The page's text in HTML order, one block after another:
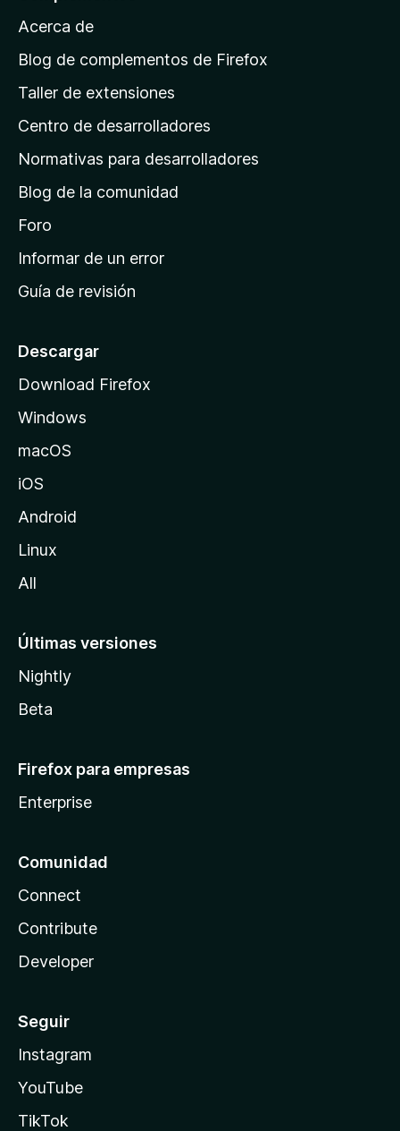
p
á
n
a
e
i
n
c
o
e
M
i
l
Acerca de
Blog de complementos de Firefox
Taller de extensiones
Centro de desarrolladores
Normativas para desarrolladores
Blog de la comunidad
Foro
Informar de un error
Guía de revisión
Descargar
Download Firefox
Windows
macOS
iOS
Android
Linux
All
Últimas versiones
Nightly
Beta
Firefox para empresas
Enterprise
Comunidad
Connect
Contribute
Developer
Seguir
Instagram
YouTube
TikTok